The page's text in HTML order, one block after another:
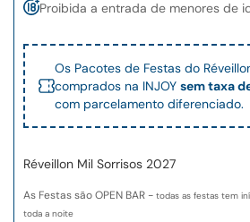
Proibida a entrada de menores de
Os Pacotes de Festas do
comprados na INJOY sem taxa
com parcelamento diferenciado.
Réveillon Mil Sorrisos 2027
As Festas são OPEN BAR - todas as festas tem
toda a noite